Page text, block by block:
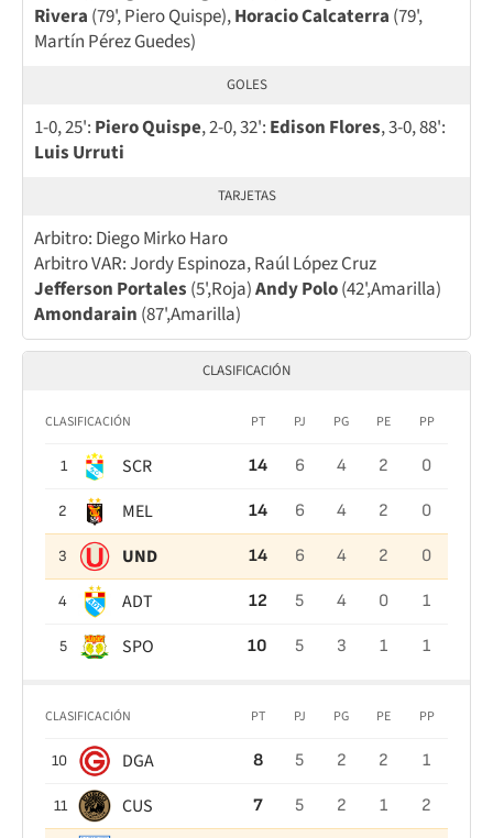
Rivera (79', Piero Quispe),Horacio Calcaterra (79',
Martín Pérez Guedes)
GOLES
1-0, 25': Piero Quispe, 2-0, 32': Edison Flores, 3-0, 88':
Luis Urruti
TARJETAS
Arbitro: Diego Mirko Haro
Arbitro VAR: Jordy Espinoza, Raúl López Cruz
Jefferson Portales (5',Roja)Andy Polo(42',Amarilla)
Amondarain (87',Amarilla)
CLASIFICACIÓN
CLASIFICACIÓN PT PJ PG PE PP
1 SCR 14 6 4 2 0
2 MEL 14 6 4 2 0
3 UND 14 6 4 2 0
4 ADT 12 5 4 0 1
5 SPO 10 5 3 1 1
CLASIFICACIÓN PT PJ PG PE PP
10 DGA 8 5 2 2 1
11 CUS 7 5 2 1 2